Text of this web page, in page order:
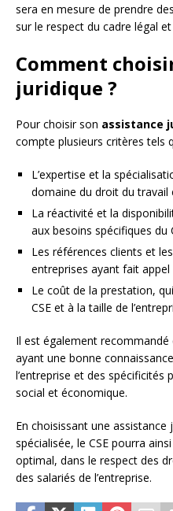
sera en mesure de prendre
sur le respect du cadre légal
Comment
juridique ?
Pour choisir son assistance
compte plusieurs critères tels
L’expertise et la
domaine du droit du travail
La réactivité et la
aux besoins spécifiques du
Les références clients et
entreprises ayant fait
Le coût de la prestation,
CSE et à la taille de
Il est également
ayant une bonne
l’entreprise et des
social et économique.
En choisissant une
spécialisée, le CSE pourra
optimal, dans le respect des
des salariés de l’entreprise.